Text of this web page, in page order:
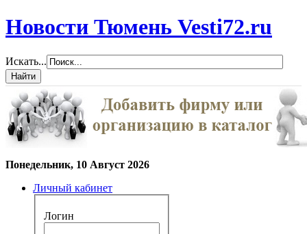
Новости Тюмень Vesti72.ru
Искать...
Понедельник, 10 Август 2026
Личный кабинет
Логин